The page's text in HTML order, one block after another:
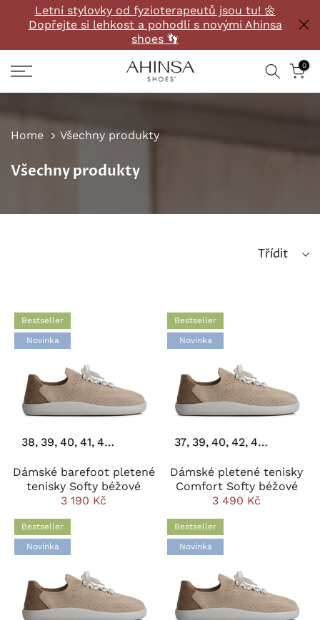
Přeskočit
Letní stylovky od fyzioterapeutů jsou tu! 🌼
Dopřejte si lehkost a pohodlí s novými Ahinsa
shoes 👣
0
Home Všechny produkty
Všechny produkty
Třídit
Bestseller
Novinka
38 39 40 41 42
Dámské barefoot pletené
tenisky Softy béžové
3 190 Kč
Bestseller
Novinka
37 39 40 42 43
Dámské pletené tenisky
Comfort Softy béžové
3 490 Kč
Bestseller
Novinka
Bestseller
Novinka